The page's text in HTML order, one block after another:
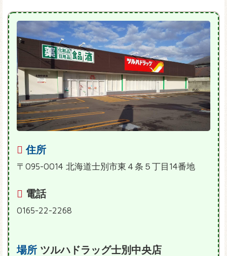
住所
〒095-0014 北海道士別市東４条５丁目14番地
電話
0165-22-2268
場所 ツルハドラッグ士別中央店